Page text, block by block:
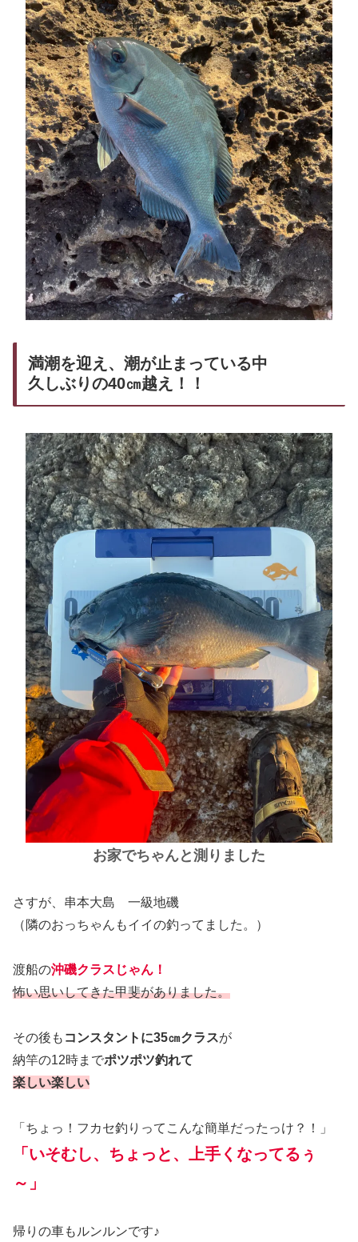
満潮を迎え、潮が止まっている中
久しぶりの40㎝越え！！
お家でちゃんと測りました
さすが、串本大島 一級地磯
（隣のおっちゃんもイイの釣ってました。）
渡船の沖磯クラスじゃん！
怖い思いしてきた甲斐がありました。
その後も コンスタントに35㎝クラスが
納竿の12時までポツポツ釣れて
楽しい楽しい
「ちょっ！フカセ釣りってこんな簡単だったっけ？！」
「いそむし、 ちょっと、 上手くなってるぅ
～」
帰りの車もルンルンです♪